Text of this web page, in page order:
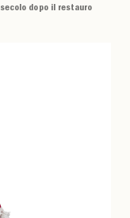
dopo il restauro